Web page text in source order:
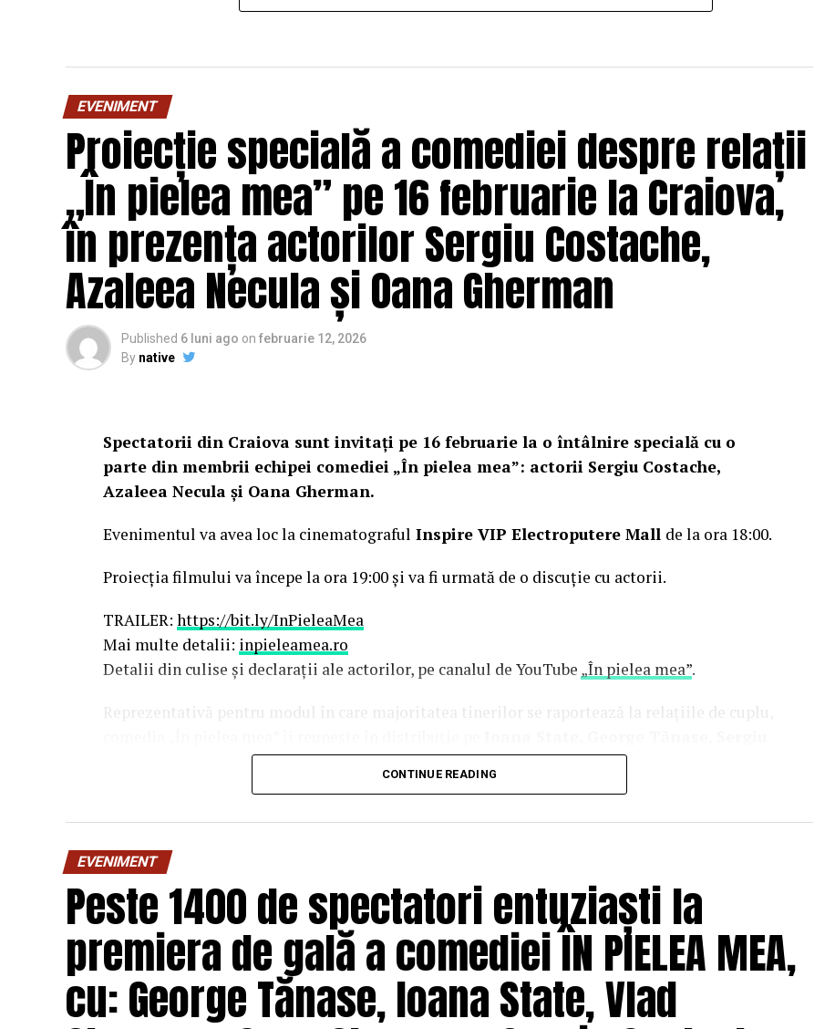
EVENIMENT
Proiecție specială a comediei despre relații
„În pielea mea” pe 16 februarie la Craiova,
în prezența actorilor Sergiu Costache,
Azaleea Necula și Oana Gherman
Published 6 luni ago on februarie 12, 2026
By native
Spectatorii din Craiova sunt invitați pe 16 februarie la o întâlnire specială cu o
parte din membrii echipei comediei „În pielea mea”: actorii Sergiu Costache,
Azaleea Necula și Oana Gherman.
Evenimentul va avea loc la cinematograful Inspire VIP Electroputere Mall de la ora 18:00.
Proiecția filmului va începe la ora 19:00 și va fi urmată de o discuție cu actorii.
TRAILER: https://bit.ly/InPieleaMea
Mai multe detalii: inpieleamea.ro
Detalii din culise și declarații ale actorilor, pe canalul de YouTube „În pielea mea”.
Reprezentativă pentru modul în care majoritatea tinerilor se raportează la relațiile de cuplu,
Costache, Oana Gherman, Vlad Gherman, Azaleea Necula, Alexandra Răduță,
O comedie savuroasă despre un „schimb de roluri” pe care patru cupluri îl acceptă pe durata
unui weekend, ce se dovedește un mod haios prin care protagoniștii reușesc să-și cunoască
mai bine partenerii și să renunțe la orgolii și preconcepții, „
experiență de cinema relaxantă și amuzantă.
Regizorul și scenaristul Paul Decu, absolvent al Facultății de Teatru UNATC
„I.L.Caragiale” și al masteratului în regie de film de la MetFilm School Londra, a colaborat la
realizarea primului său lungmetraj cu o echipă de profesioniști din care fac parte
Pădurețu (imagine), Bogdan Ivanovici (sunet), Anca Miron (scenografie), Francisca
CONTINUE READING
EVENIMENT
Peste 1400 de spectatori entuziaști la
premiera de gală a comediei ÎN PIELEA MEA,
cu: George Tănase, Ioana State, Vlad